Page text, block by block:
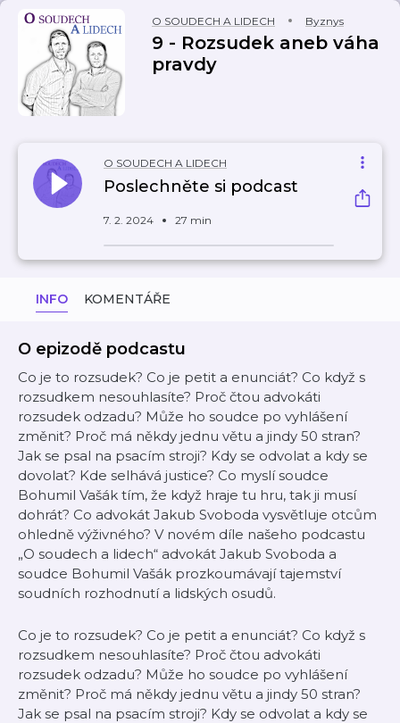
O SOUDECH A LIDECH Byznys
9 - Rozsudek aneb váha
pravdy
O SOUDECH A LIDECH
Poslechněte si podcast
7. 2. 2024 27 min
INFO KOMENTÁŘE
O epizodě podcastu
Co je to rozsudek? Co je petit a enunciát? Co když s
rozsudkem nesouhlasíte? Proč čtou advokáti
rozsudek odzadu? Může ho soudce po vyhlášení
změnit? Proč má někdy jednu větu a jindy 50 stran?
Jak se psal na psacím stroji? Kdy se odvolat a kdy se
dovolat? Kde selhává justice? Co myslí soudce
Bohumil Vašák tím, že když hraje tu hru, tak ji musí
dohrát? Co advokát Jakub Svoboda vysvětluje otcům
ohledně výživného? V novém díle našeho podcastu
„O soudech a lidech“ advokát Jakub Svoboda a
soudce Bohumil Vašák prozkoumávají tajemství
soudních rozhodnutí a lidských osudů.
Co je to rozsudek? Co je petit a enunciát? Co když s
rozsudkem nesouhlasíte? Proč čtou advokáti
rozsudek odzadu? Může ho soudce po vyhlášení
změnit? Proč má někdy jednu větu a jindy 50 stran?
Jak se psal na psacím stroji? Kdy se odvolat a kdy se